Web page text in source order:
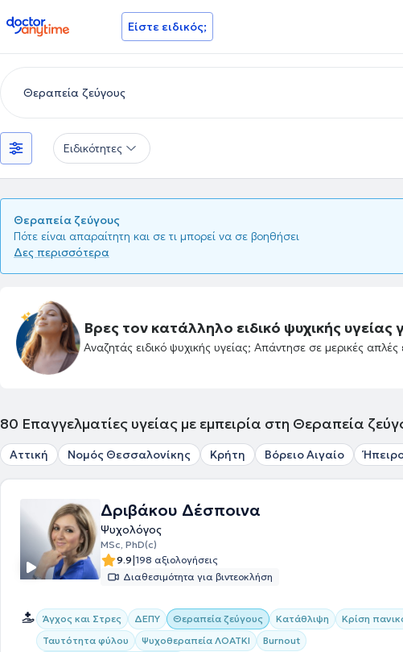
doctoranytime Είστε ειδικός;
Ειδικότητες
Θεραπεία ζεύγους
Πότε είναι απαραίτητη και σε τι μπορεί να σε βοηθήσει
Δες περισσότερα
Βρες τον κατάλληλο ειδικό ψυχικής υγείας
Αναζητάς ειδικό ψυχικής υγείας; Απάντησε σε μερικές
80 Επαγγελματίες υγείας με εμπειρία στη Θεραπεία
Αττική Νομός Θεσσαλονίκης Κρήτη Βόρειο Αιγαίο
Δριβάκου Δέσποινα
Ψυχολόγος
MSc, PhD(c)
9.9|198 αξιολογήσεις
Διαθεσιμότητα για βιντεοκλήση
Άγχος και Στρες ΔΕΠΥ Θεραπεία ζεύγους Κατάθλιψη
Κρίση
Ταυτότητα φύλου
Ψυχοθεραπεία ΛΟΑΤΚΙ
Burnout